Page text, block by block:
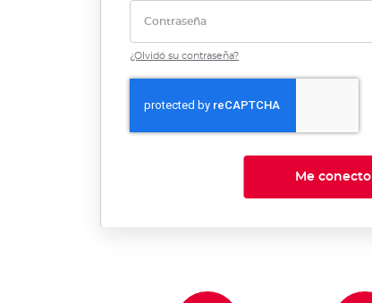
Contraseña
¿Olvidó su contraseña?
Me conecto